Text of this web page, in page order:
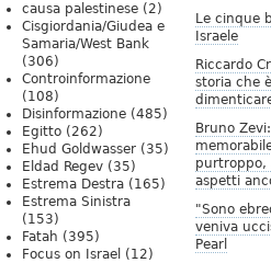
Le cinque
Israele
Riccardo
storia che
Bruno
purtroppo,
aspetti
"Sono
veniva
Pearl
causa palestinese (2)
Cisgiordania/Giudea e
Samaria/West Bank
(306)
Controinformazione
(108)
Disinformazione (485)
Egitto (262)
Ehud Goldwasser (35)
Eldad Regev (35)
Estrema Destra (165)
Estrema Sinistra
(153)
Fatah (395)
Focus on Israel (12)